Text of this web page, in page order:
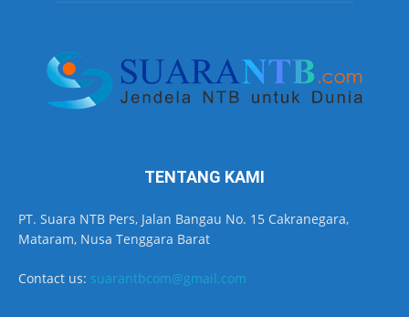
TENTANG KAMI
PT. Suara NTB Pers, Jalan Bangau No. 15 Cakranegara,
Mataram, Nusa Tenggara Barat
Contact us: suarantbcom@gmail.com